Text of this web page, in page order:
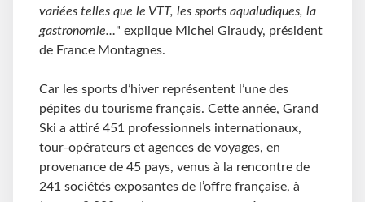
variées telles que le VTT, les sports aqualudiques, la
gastronomie…" explique Michel Giraudy, président
de France Montagnes.
Car les sports d’hiver représentent l’une des
pépites du tourisme français. Cette année, Grand
Ski a attiré 451 professionnels internationaux,
tour-opérateurs et agences de voyages, en
provenance de 45 pays, venus à la rencontre de
241 sociétés exposantes de l’offre française, à